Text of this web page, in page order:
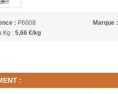
: P6008 Marque :
Kg :5,66 €/kg
: